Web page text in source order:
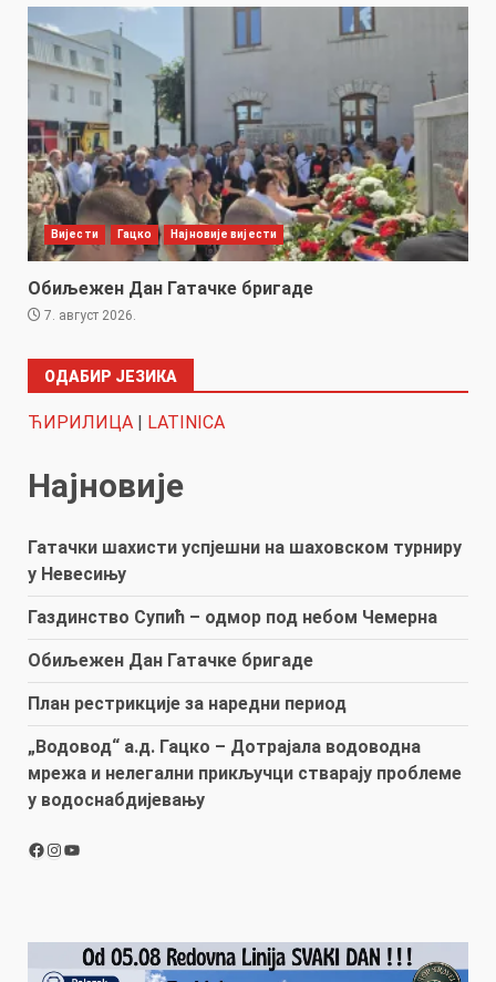
Вијести Гацко Најновије вијести
Обиљежен Дан Гатачке бригаде
7. август 2026.
ОДАБИР ЈЕЗИКА
ЋИРИЛИЦА | LATINICA
Најновије
Гатачки шахисти успјешни на шаховском турниру
у Невесињу
Газдинство Супић – одмор под небом Чемерна
Обиљежен Дан Гатачке бригаде
План рестрикције за наредни период
„Водовод“ а.д. Гацко – Дотрајала водоводна
мрежа и нелегални прикључци стварају проблеме
у водоснабдијевању
Facebook
Instagram
YouTube